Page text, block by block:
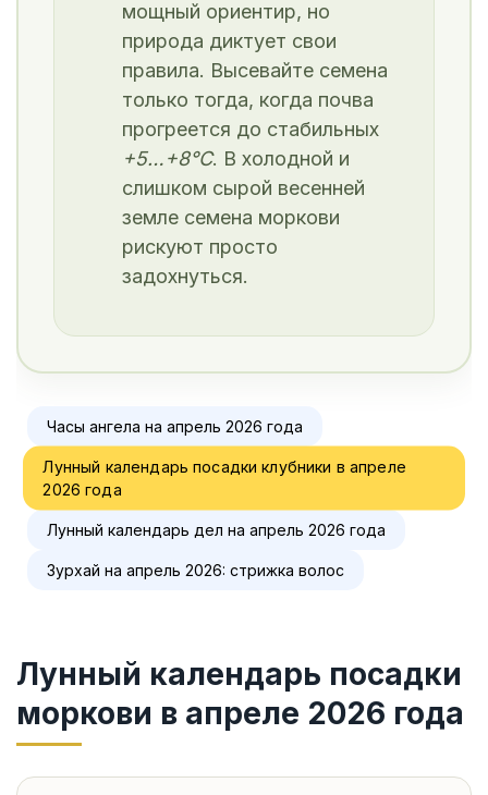
мощный ориентир, но
природа диктует свои
правила. Высевайте семена
только тогда, когда почва
прогреется до стабильных
+5…+8°C. В холодной и
слишком сырой весенней
земле семена моркови
рискуют просто
задохнуться.
Часы ангела на апрель 2026 года
Лунный календарь посадки клубники в апреле
2026 года
Лунный календарь дел на апрель 2026 года
Зурхай на апрель 2026: стрижка волос
Лунный календарь посадки
моркови в апреле 2026 года